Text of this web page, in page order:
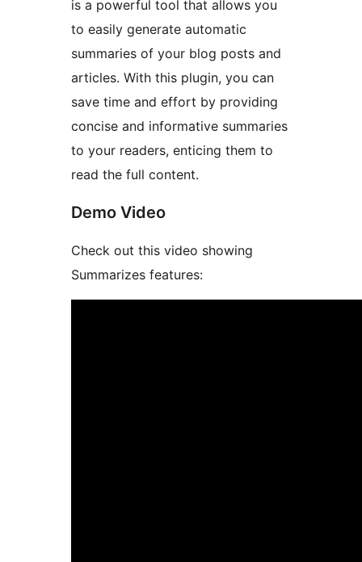
is a powerful tool that allows you
to easily generate automatic
summaries of your blog posts and
articles. With this plugin, you can
save time and effort by providing
concise and informative summaries
to your readers, enticing them to
read the full content.
Demo Video
Check out this video showing
Summarizes features: